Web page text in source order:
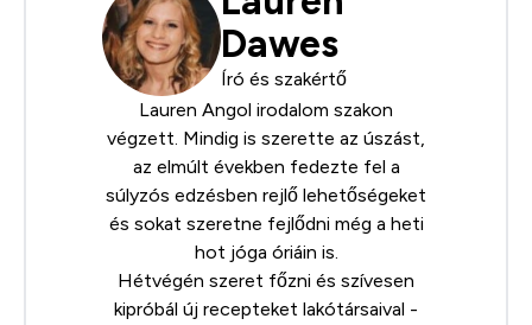
Dawes
Író és szakértő
Lauren Angol irodalom szakon
végzett. Mindig is szerette az úszást,
az elmúlt években fedezte fel a
súlyzós edzésben rejlő lehetőségeket
és sokat szeretne fejlődni még a heti
hot jóga óriáin is.
Hétvégén szeret főzni és szívesen
kipróbál új recepteket lakótársaival -